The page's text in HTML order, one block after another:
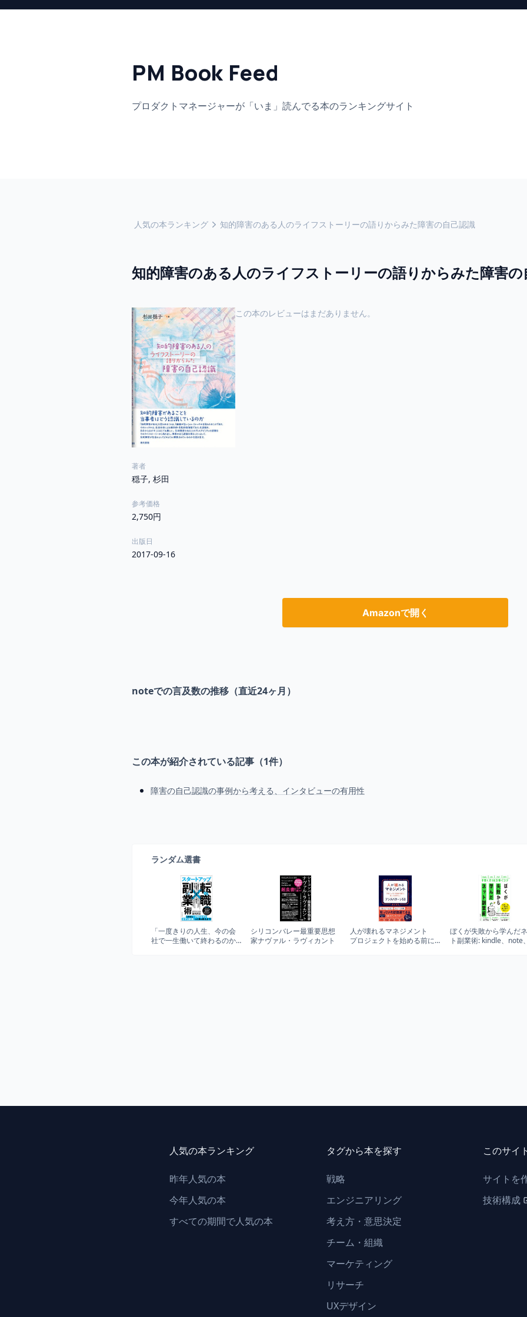
PM Book Feed
プロダクトマネージャーが「いま」 読んでる本のランキングサイト
人気の本ランキング 知的障害のある人のライフストーリーの語りからみた障害の自己認識
知的障害のある人のライフストーリーの語りからみた障害の
著者
穏子, 杉田
参考価格
2,750円
出版日
2017-09-16
この本のレビューはまだありません。
Amazonで開く
noteでの言及数の推移（直近24ヶ月）
この本が紹介されている記事（1件）
障害の自己認識の事例から考える、インタビューの有用性
ランダム選書
「一度きりの人生、今の会
社で一生働いて終わるのか
シリコンバレー最重要思想
家ナヴァル・ラヴィカント
人が壊れるマネジメント
プロジェクトを始める前に
ぼくが失敗から学んだ
ト副業術: kindle、note
人気の本ランキング
昨年人気の本
今年人気の本
すべての期間で人気の本
タグから本を探す
戦略
エンジニアリング
考え方・意思決定
チーム・組織
マーケティング
リサーチ
UXデザイン
このサイ
サイトを
技術構成